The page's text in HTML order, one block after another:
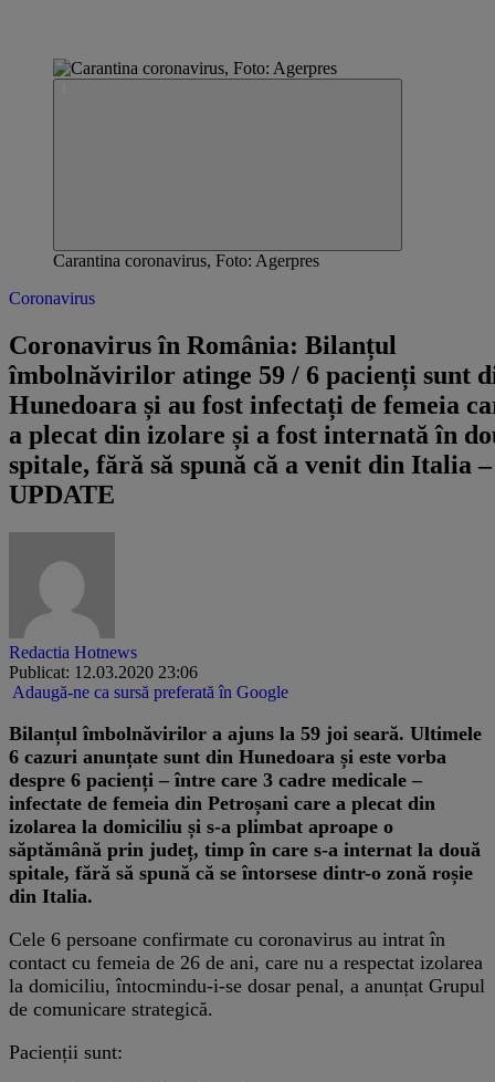
Carantina coronavirus, Foto: Agerpres
Coronavirus
Coronavirus în România: Bilanțul
îmbolnăvirilor atinge 59 / 6 pacienți sunt
Hunedoara și au fost infectați de femeia
a plecat din izolare și a fost internată în
spitale, fără să spună că a venit din Italia –
UPDATE
Redactia Hotnews
Publicat: 12.03.2020 23:06
Adaugă-ne ca sursă preferată în Google
Bilanțul îmbolnăvirilor a ajuns la 59 joi seară. Ultimele
6 cazuri anunțate sunt din Hunedoara și este vorba
despre 6 pacienți – între care 3 cadre medicale –
infectate de femeia din Petroșani care a plecat din
izolarea la domiciliu și s-a plimbat aproape o
săptămână prin județ, timp în care s-a internat la două
spitale, fără să spună că se întorsese dintr-o zonă roșie
din Italia.
Cele 6 persoane confirmate cu coronavirus au intrat în
contact cu femeia de 26 de ani, care nu a respectat izolarea
la domiciliu, întocmindu-i-se dosar penal, a anunțat Grupul
de comunicare strategică.
Pacienții sunt: